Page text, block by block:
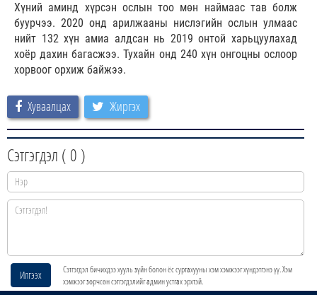
Хүний аминд хүрсэн ослын тоо мөн наймаас тав болж
буурчээ. 2020 онд арилжааны нислэгийн ослын улмаас
нийт 132 хүн амиа алдсан нь 2019 онтой харьцуулахад
хоёр дахин багасжээ. Тухайн онд 240 хүн онгоцны ослоор
хорвоог орхиж байжээ.
Хуваалцах Жиргэх
Сэтгэгдэл ( 0 )
Илгээх
Сэтгэгдэл бичихдээ хууль зүйн болон ёс суртахууны хэм хэмжээг хүндэтгэнэ үү. Хэм
хэмжээг зөрчсөн сэтгэгдэлийг админ устгах эрхтэй.